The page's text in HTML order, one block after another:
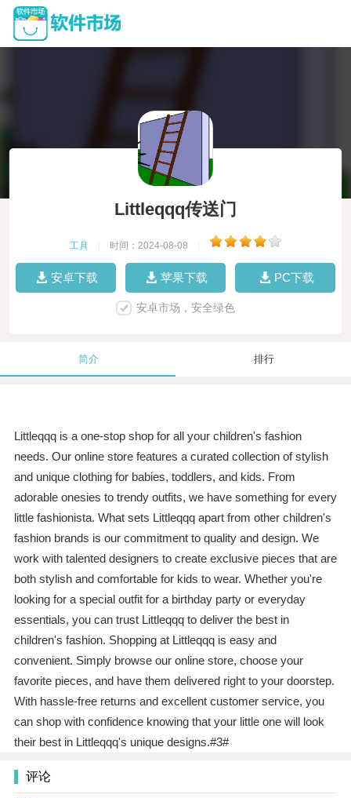
Littleqqq传送门
工具 时间：2024-08-08
安卓下载 苹果下载 PC下载
安卓市场，安全绿色
简介 排行
Littleqqq is a one-stop shop for all your children's fashion
needs. Our online store features a curated collection of stylish
and unique clothing for babies, toddlers, and kids. From
adorable onesies to trendy outfits, we have something for every
little fashionista. What sets Littleqqq apart from other children's
fashion brands is our commitment to quality and design. We
work with talented designers to create exclusive pieces that are
both stylish and comfortable for kids to wear. Whether you're
looking for a special outfit for a birthday party or everyday
essentials, you can trust Littleqqq to deliver the best in
children's fashion. Shopping at Littleqqq is easy and
convenient. Simply browse our online store, choose your
favorite pieces, and have them delivered right to your doorstep.
With hassle-free returns and excellent customer service, you
can shop with confidence knowing that your little one will look
their best in Littleqqq's unique designs.#3#
评论